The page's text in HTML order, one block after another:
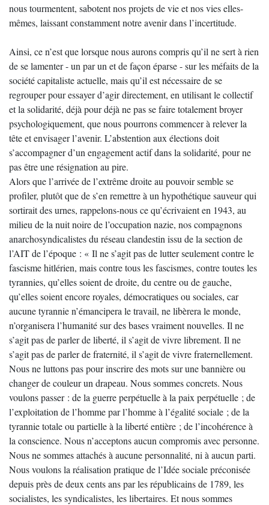
nous tourmentent, sabotent nos projets de vie et nos vies elles-
mêmes, laissant constamment notre avenir dans l’incertitude.
Ainsi, ce n’est que lorsque nous aurons compris qu’il ne sert à rien
de se lamenter - un par un et de façon éparse - sur les méfaits de la
société capitaliste actuelle, mais qu’il est nécessaire de se
regrouper pour essayer d’agir directement, en utilisant le collectif
et la solidarité, déjà pour déjà ne pas se faire totalement broyer
psychologiquement, que nous pourrons commencer à relever la
tête et envisager l’avenir. L’abstention aux élections doit
s’accompagner d’un engagement actif dans la solidarité, pour ne
pas être une résignation au pire.
Alors que l’arrivée de l’extrême droite au pouvoir semble se
profiler, plutôt que de s’en remettre à un hypothétique sauveur qui
sortirait des urnes, rappelons-nous ce qu’écrivaient en 1943, au
milieu de la nuit noire de l’occupation nazie, nos compagnons
anarchosyndicalistes du réseau clandestin issu de la section de
l’AIT de l’époque : « Il ne s’agit pas de lutter seulement contre le
fascisme hitlérien, mais contre tous les fascismes, contre toutes les
tyrannies, qu’elles soient de droite, du centre ou de gauche,
qu’elles soient encore royales, démocratiques ou sociales, car
aucune tyrannie n’émancipera le travail, ne libèrera le monde,
n’organisera l’humanité sur des bases vraiment nouvelles. Il ne
s’agit pas de parler de liberté, il s’agit de vivre librement. Il ne
s’agit pas de parler de fraternité, il s’agit de vivre fraternellement.
Nous ne luttons pas pour inscrire des mots sur une bannière ou
changer de couleur un drapeau. Nous sommes concrets. Nous
voulons passer : de la guerre perpétuelle à la paix perpétuelle ; de
l’exploitation de l’homme par l’homme à l’égalité sociale ; de la
tyrannie totale ou partielle à la liberté entière ; de l’incohérence à
la conscience. Nous n’acceptons aucun compromis avec personne.
Nous ne sommes attachés à aucune personnalité, ni à aucun parti.
Nous voulons la réalisation pratique de l’Idée sociale préconisée
depuis près de deux cents ans par les républicains de 1789, les
socialistes, les syndicalistes, les libertaires. Et nous sommes